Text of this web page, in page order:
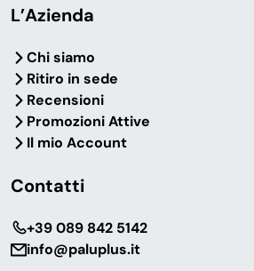
L’Azienda
Chi siamo
Ritiro in sede
Recensioni
Promozioni Attive
Il mio Account
Contatti
‎+39 089 842 5142
info@paluplus.it